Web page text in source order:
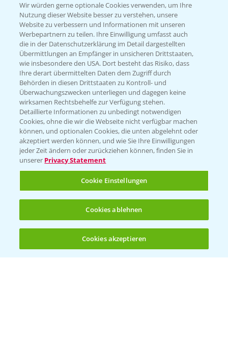
Standortreport Einbeck -
Herausforderungen im Winterweizen und
fungizide Lösungen
23.03.2026
Standortreport Rommerskirchen - Vorteile
des Fungizideinsatzes in der Gerste
23.03.2026
(noch 4)
Wir würden gerne optionale Cookies verwenden, um Ihre
Nutzung dieser Website besser zu verstehen, unsere
Website zu verbessern und Informationen mit unseren
Werbepartnern zu teilen. Ihre Einwilligung umfasst auch
die in der Datenschutzerklärung im Detail dargestellten
Übermittlungen an Empfänger in unsicheren Drittstaaten,
wie insbesondere den USA. Dort besteht das Risiko, dass
Ihre derart übermittelten Daten dem Zugriff durch
Behörden in diesen Drittstaaten zu Kontroll- und
Überwachungszwecken unterliegen und dagegen keine
wirksamen Rechtsbehelfe zur Verfügung stehen.
Detaillierte Informationen zu unbedingt notwendigen
Cookies, ohne die wir die Webseite nicht verfügbar machen
können, und optionalen Cookies, die unten abgelehnt oder
akzeptiert werden können, und wie Sie Ihre Einwilligungen
jeder Zeit ändern oder zurückziehen können, finden Sie in
unserer Privacy Statement
Cookie Einstellungen
Cookies ablehnen
Cookies akzeptieren